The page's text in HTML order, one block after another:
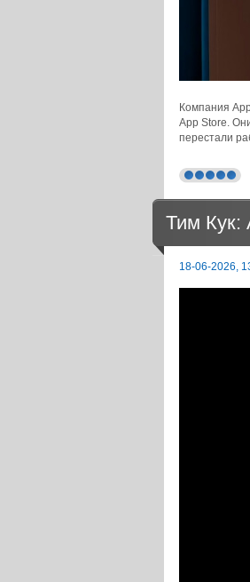
Компания
App Store.
перестали
Тим Кук:
18-06-2026,